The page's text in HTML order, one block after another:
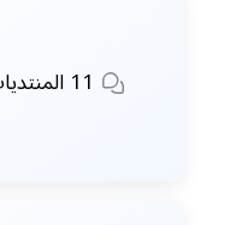
المنتديات